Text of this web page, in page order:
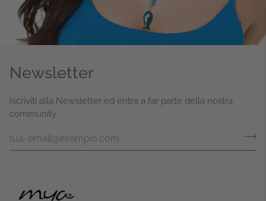
Newsletter
Iscriviti alla Newsletter ed entra a far parte della nostra
community